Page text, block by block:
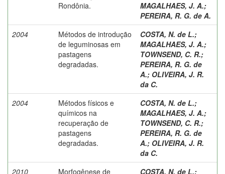
Rondônia.
MAGALHAES, J. A.;
PEREIRA, R. G. de A.
2004
Métodos de introdução
de leguminosas em
pastagens
degradadas.
COSTA, N. de L.;
MAGALHAES, J. A.;
TOWNSEND, C. R.;
PEREIRA, R. G. de
A.; OLIVEIRA, J. R.
da C.
2004
Métodos físicos e
químicos na
recuperação de
pastagens
degradadas.
COSTA, N. de L.;
MAGALHAES, J. A.;
TOWNSEND, C. R.;
PEREIRA, R. G. de
A.; OLIVEIRA, J. R.
da C.
2010
Morfogênese de COSTA, N. de L.;